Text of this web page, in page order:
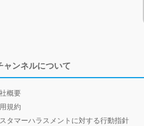
ャンネルについて
概要
規約
タマーハラスメントに対する行動指針